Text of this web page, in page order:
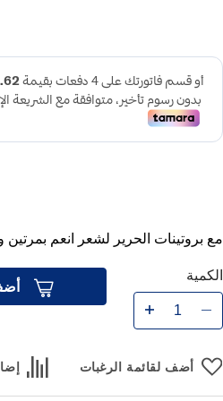
مع بروتينات الحرير لشعر انعم
الكمية
أضف لقائمة الرغبات